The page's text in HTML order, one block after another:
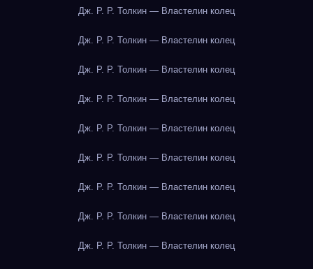
Дж. Р. Р. Толкин — Властелин колец
Дж. Р. Р. Толкин — Властелин колец
Дж. Р. Р. Толкин — Властелин колец
Дж. Р. Р. Толкин — Властелин колец
Дж. Р. Р. Толкин — Властелин колец
Дж. Р. Р. Толкин — Властелин колец
Дж. Р. Р. Толкин — Властелин колец
Дж. Р. Р. Толкин — Властелин колец
Дж. Р. Р. Толкин — Властелин колец